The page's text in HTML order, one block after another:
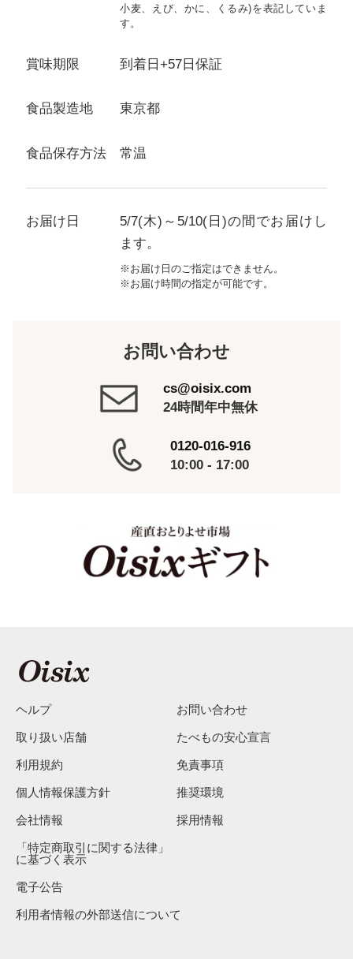
小麦、えび、かに、くるみ)を表記していま
す。
賞味期限 到着日+57日保証
食品製造地 東京都
食品保存方法 常温
お届け日
5/7(木)～5/10(日)の間でお届けし
ます。
※お届け日のご指定はできません。
※お届け時間の指定が可能です。
お問い合わせ
cs@oisix.com
24時間年中無休
0120-016-916
10:00 - 17:00
ヘルプ お問い合わせ
取り扱い店舗 たべもの安心宣言
利用規約 免責事項
個人情報保護方針 推奨環境
会社情報 採用情報
「特定商取引に関する法律」
に基づく表示
電子公告
利用者情報の外部送信について